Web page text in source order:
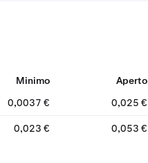
Minimo Aperto
0,0037 € 0,025 €
0,023 € 0,053 €